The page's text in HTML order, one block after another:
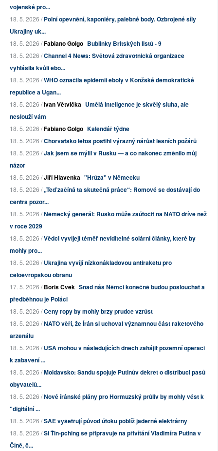
vojenské pro...
18. 5. 2026 /Polní opevnění, kaponiéry, palebné body. Ozbrojené síly
Ukrajiny uk...
18. 5. 2026 /Fabiano Golgo Bublinky Britských listů - 9
18. 5. 2026 /Channel 4 News: Světová zdravotnická organizace
vyhlásila kvůli ebo...
18. 5. 2026 /WHO označila epidemii eboly v Konžské demokratické
republice a Ugan...
18. 5. 2026 /Ivan Větvička Umělá inteligence je skvělý sluha, ale
neslouží vám
18. 5. 2026 /Fabiano Golgo Kalendář týdne
18. 5. 2026 /Chorvatsko letos postihl výrazný nárůst lesních požárů
18. 5. 2026 /Jak jsem se mýlil v Rusku — a co nakonec změnilo můj
názor
18. 5. 2026 /Jiří Hlavenka "Hrůza" v Německu
18. 5. 2026 /„Teď začíná ta skutečná práce“: Romové se dostávají do
centra pozor...
18. 5. 2026 /Německý generál: Rusko může zaútočit na NATO dříve než
v roce 2029
18. 5. 2026 /Vědci vyvíjejí téměř neviditelné solární články, které by
mohly pro...
18. 5. 2026 /Ukrajina vyvíjí nízkonákladovou antiraketu pro
celoevropskou obranu
17. 5. 2026 /Boris Cvek Snad nás Němci konečně budou poslouchat a
předběhnou je Poláci
18. 5. 2026 /Ceny ropy by mohly brzy prudce vzrůst
18. 5. 2026 /NATO věří, že Írán si uchoval významnou část raketového
arzenálu
18. 5. 2026 /USA mohou v následujících dnech zahájit pozemní operaci
k zabavení ...
18. 5. 2026 /Moldavsko: Sandu spojuje Putinův dekret o distribuci pasů
obyvatelů...
18. 5. 2026 /Nové íránské plány pro Hormuzský průliv by mohly vést k
"digitální ...
18. 5. 2026 /SAE vyšetřují původ útoku poblíž jaderné elektrárny
18. 5. 2026 /Si Ťin-pching se připravuje na přivítání Vladimíra Putina v
Číně, č...